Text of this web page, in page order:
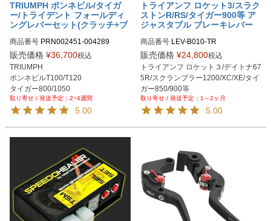
TRIUMPH ボンネビル/タイガ
ー/トライデント フォールディ
ングレバーセット(クラッチ+ブ
レーキ) EVOTECH PERFORM
ANCE
商品番号 PRN002451-004289
PRN002451-004289-01
PRN002451-004289-02
PRN002451-004289-03
PRN002451-004289-04
PRN002451-004289-05
PRN002451-004289-06
PRN002451-004289-07
PRN002451-004289-08
PRN002451-004289-09
PRN002451-004289-10
PRN002451-004289-11
PRN002451-004289-12
PRN002451-004289-13
PRN002451-004289-14
PRN002451-004289-15
PRN002451-004289-16
販売価格 ¥36,700税込
TRIUMPH
ボンネビルT100/T120
タイガー800/1050
トライデント660/800
ストリートトリプル　等
2~4週間
5.00
トライアンフ ロケット3/スラク
ストンR/RS/タイガー900等 ア
ジャスタブル ブレーキレバー
商品番号 LEV-B010-TR
レバースタイル：Standard；1、Air
o；2、Custom；3
レバーカラー：Black；-BLK、Blu
e；BLU、 Gold； GLD
                 Orange；ORG、Sliver；S
LV,、 Titanium；TI
アジャスターカラー： ：Black；-BL
K、Blue；BLU、 Gold； GLD
LV,、 Titanium；TI
例：スタイル：スタンダード、レバ
ーカラー：Black、アジャスターカラ
ー：Black；LEV-B010-TR-1-BLK-BK
L
販売価格 ¥24,800税込
トライアンフ ロケット３/デイトナ67
5R/スクランブラー1200/XC/XE/タイ
1～2ヶ月
5.00